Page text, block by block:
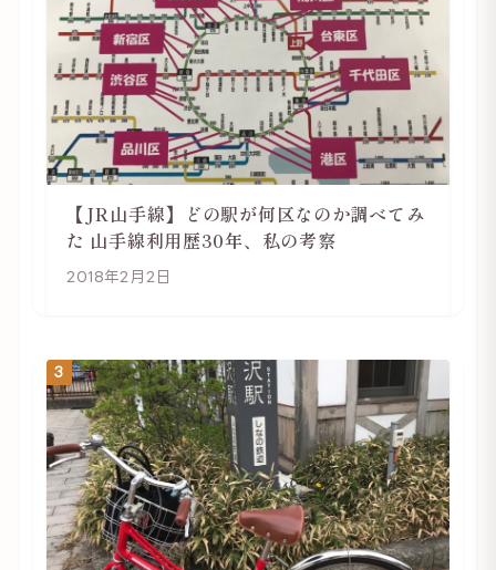
【JR山手線】どの駅が何区なのか調べてみ
た 山手線利用歴30年、私の考察
2018年2月2日
3